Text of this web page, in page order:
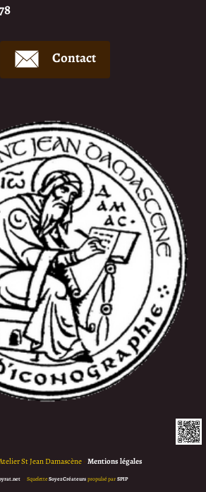
Contact
St Jean Damascène • Mentions légales
• SqueletteSoyezCréateurspropulsé parSPIP